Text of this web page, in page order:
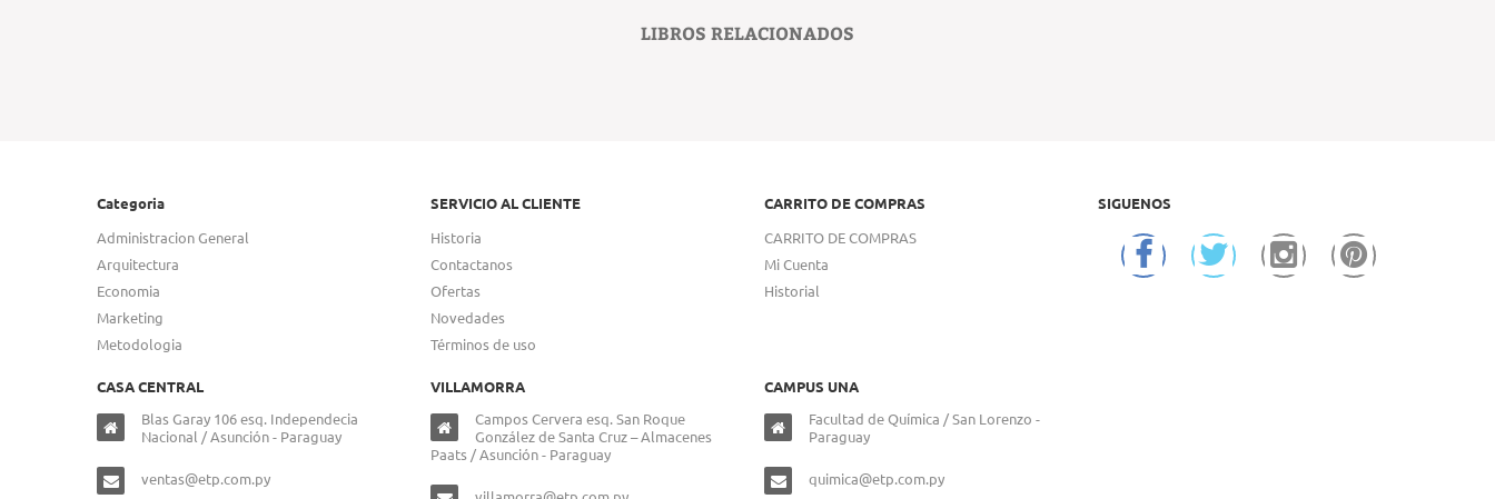
LIBROS RELACIONADOS
Categoria
Administracion General
Arquitectura
Economia
Marketing
Metodologia
SERVICIO AL CLIENTE
Historia
Contactanos
Ofertas
Novedades
Términos de uso
CARRITO DE COMPRAS
CARRITO DE COMPRAS
Mi Cuenta
Historial
SIGUENOS
CASA CENTRAL
Blas Garay 106 esq. Independecia
Nacional / Asunción - Paraguay
ventas@etp.com.py
VILLAMORRA
Campos Cervera esq. San Roque
González de Santa Cruz – Almacenes
Paats / Asunción - Paraguay
CAMPUS UNA
Facultad de Química / San Lorenzo -
Paraguay
quimica@etp.com.py